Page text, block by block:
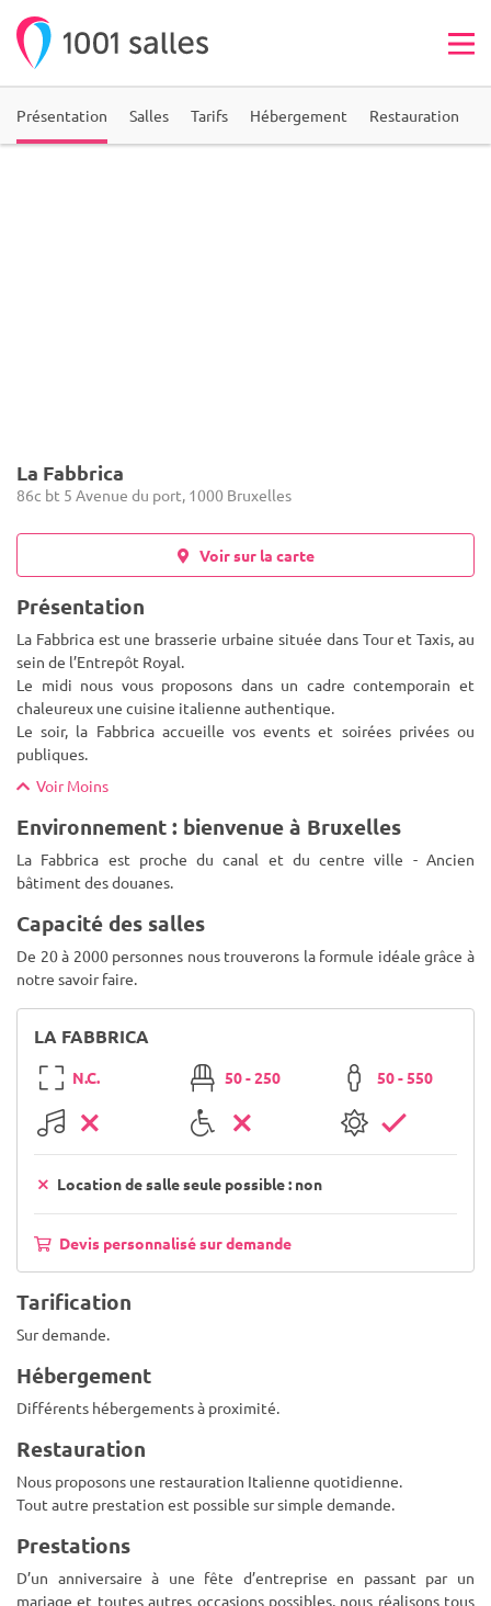
Présentation Salles Tarifs Hébergement Restauration
La Fabbrica
86c bt 5 Avenue du port, 1000 Bruxelles
Voir sur la carte
Présentation
La Fabbrica est une brasserie urbaine située dans Tour et Taxis, au
sein de l’Entrepôt Royal.
Le midi nous vous proposons dans un cadre contemporain et
chaleureux une cuisine italienne authentique.
Le soir, la Fabbrica accueille vos events et soirées privées ou
publiques.
Voir Moins
Environnement : bienvenue à Bruxelles
La Fabbrica est proche du canal et du centre ville - Ancien
bâtiment des douanes.
Capacité des salles
De 20 à 2000 personnes nous trouverons la formule idéale grâce à
notre savoir faire.
LA FABBRICA
N.C. 50 - 250 50 - 550
Location de salle seule possible : non
Devis personnalisé sur demande
Tarification
Sur demande.
Hébergement
Différents hébergements à proximité.
Restauration
Nous proposons une restauration Italienne quotidienne.
Tout autre prestation est possible sur simple demande.
Prestations
D’un anniversaire à une fête d’entreprise en passant par un
mariage et toutes autres occasions possibles, nous réalisons tous